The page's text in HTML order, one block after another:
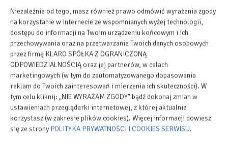
Niezależnie od tego, masz również prawo odmówić wyrażenia zgody
na korzystanie w Internecie ze wspomnianych wyżej technologii,
dostępu do informacji na Twoim urządzeniu końcowym i ich
przechowywania oraz na przetwarzanie Twoich danych osobowych
przez firmę KLARO SPÓŁKA Z OGRANICZONĄ
ODPOWIEDZIALNOŚCIĄ oraz jej partnerów, w celach
marketingowych (w tym do zautomatyzowanego dopasowania
reklam do Twoich zainteresowań i mierzenia ich skuteczności). W
tym celu kliknij: „NIE WYRAŻAM ZGODY” bądź dokonaj zmian w
ustawieniach przeglądarki internetowej, z której aktualnie
korzystasz (w zakresie plików cookies). Więcej informacji dowiesz
się ze strony POLITYKA PRYWATNOŚCI I COOKIES SERWISU.